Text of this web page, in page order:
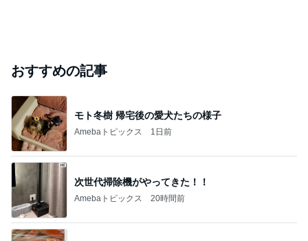
おすすめの記事
モト冬樹 帰宅後の愛犬たちの様子
Amebaトピックス 1日前
次世代掃除機がやってきた！！
Amebaトピックス 20時間前